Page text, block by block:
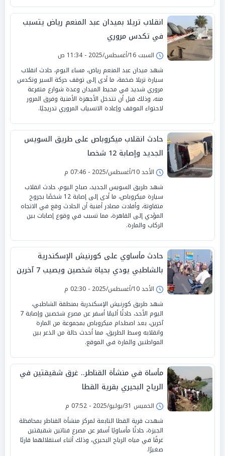
انقلاب تريلا بميدان عبد المنعم رياض يتسبب
في تكدس مروري
السبت 16/أغسطس/2025 - 11:34 ص
شهد ميدان عبد المنعم رياض، مساء اليوم، حادث انقلاب
سيارة تريلا ضخمة، ما أدى إلى توقف حركة السير وتكدس
مروري شديد في محيط الميدان وعدة شوارع متفرعة
منه، وذلك قبل أن تتدخل الأجهزة الأمنية وفرق المرور
لاحتواء الموقف وإعادة الانسياب المروري تدريجيًا.
حادث انقلاب ميكروباص على طريق السويس
الجديد وإصابة 12 شخصا
الأحد 10/أغسطس/2025 - 07:46 م
شهد طريق السويس الجديد، صباح اليوم، حادث انقلاب
سيارة ميكروباص، ما أدى إلى إصابة 12 شخصًا بجروح
متفاوتة، وأفادت مصادر أمنية أن الحادث وقع في الاتجاه
المؤدي إلى القاهرة، مما تسبب في وقوع إصابات بين
الركاب والمارة.
حادث مأساوي على كورنيش الإسكندرية
بالشاطبي يودي بحياة شخصين ويصيب 7 آخرين
الأحد 10/أغسطس/2025 - 02:30 م
شهد طريق كورنيش الإسكندرية بمنطقة الشاطبي،
اليوم الأحد، حادثًا أليمًا أسفر عن مصرع شخصين وإصابة 7
آخرين، بعد اصطدام ميكروباص بمجموعة من المارة
وانقلابه وسط الطريق، مما أحدث حالة من الذعر بين
المواطنين والمارة في الموقع.
مأساة في منشأة القناطر.. غرق شقيقتين في
الرياح البحيري بقرية القطا
الخميس 31/يوليو/2025 - 07:52 م
شهدت قرية القطا التابعة لمركز منشأة القناطر بمحافظة
الجيزة، حادثًا مأساويًا أسفر عن مصرع فتاتين شقيقتين
غرقًا في مياه الرياح البحيري، وذلك أثناء استقلالهما قاربًا
صغيرًا.